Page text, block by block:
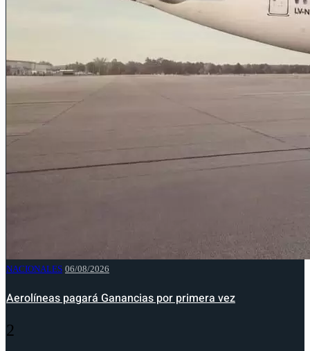
NACIONALES 06/08/2026
Aerolíneas pagará Ganancias por primera vez
2